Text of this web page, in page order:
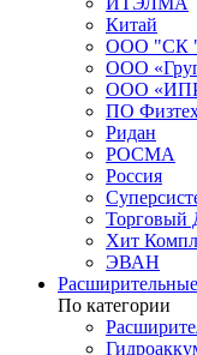
Китай
ООО "СК
ООО
ООО
ПО
Ридан
РОСМА
Россия
Хит
ЭВАН
По категории